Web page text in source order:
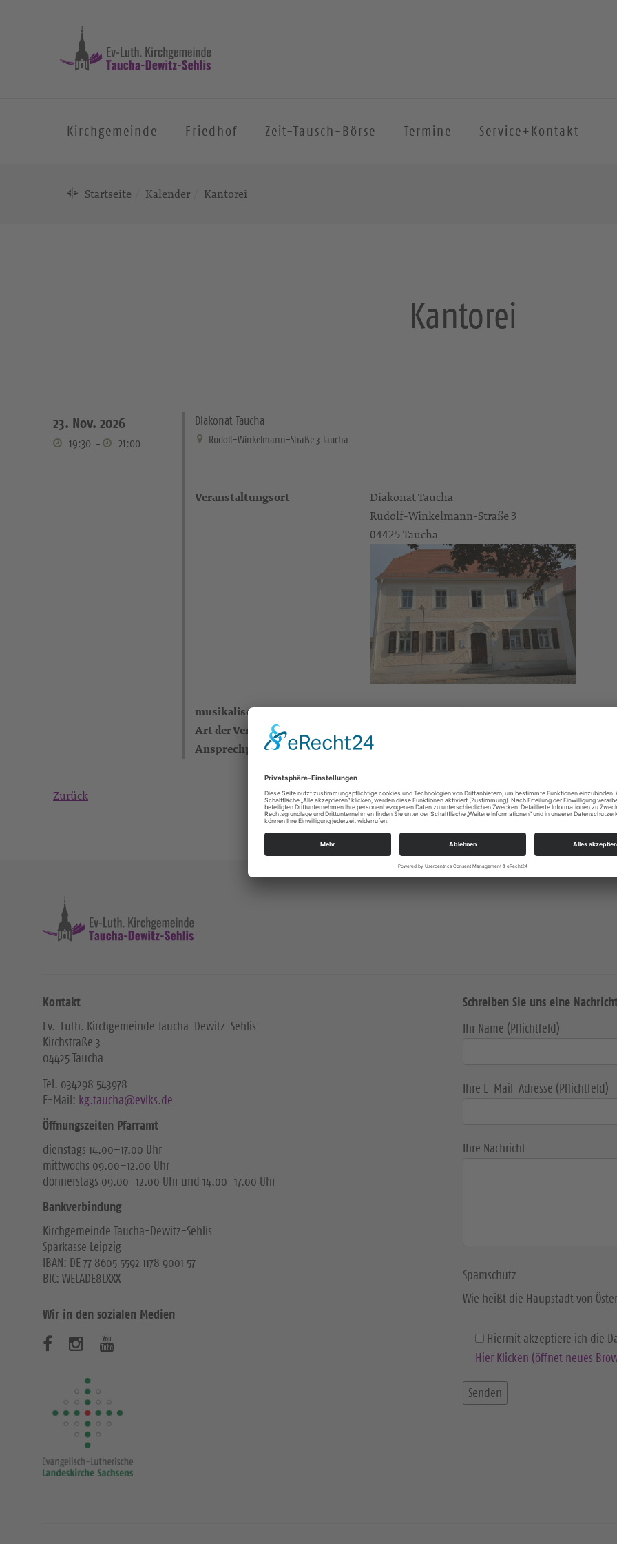
Kirchgemeinde Friedhof Zeit-Tausch-Börse Termine Service+Kontakt
Startseite Kalender Kantorei
Kantorei
23. Nov. 2026
19:30 - 21:00
Diakonat Taucha
Rudolf-Winkelmann-Straße 3 Taucha
Veranstaltungsort
Diakonat Taucha
Rudolf-Winkelmann-Straße 3
04425 Taucha
musikalische Kategorie Gesang/Chormusik
Art der Veranstaltung
Ansprechpartner Magnus Birkenfeld magnus.birkenfeld@evlks.de
Zurück
Kontakt
Ev.-Luth. Kirchgemeinde Taucha-Dewitz-Sehlis
Kirchstraße 3
04425 Taucha
Tel. ‭034298 543978‬
E-Mail: kg.taucha@evlks.de
Öffnungszeiten Pfarramt
dienstags 14.00–17.00 Uhr
mittwochs 09.00–12.00 Uhr
donnerstags 09.00–12.00 Uhr und 14.00–17.00 Uhr
Bankverbindung
Kirchgemeinde Taucha-Dewitz-Sehlis
Sparkasse Leipzig
IBAN: DE 77 8605 5592 1178 9001 57
BIC: WELADE8LXXX
Wir in den sozialen Medien
u
h
s
u
c
h
u
h
Schreiben Sie uns eine
Ihr Name (Pflichtfeld)
Ihre E-Mail-Adresse (Pflichtfeld)
Ihre Nachricht
Spamschutz
Wie heißt die Haupstadt von
Hiermit akzeptiere ich die
Hier Klicken (öffnet neues